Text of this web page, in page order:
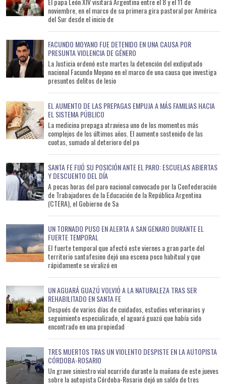
noviembre, en el marco de su primera gira pastoral por América
del Sur desde el inicio de
FACUNDO MOYANO FUE DETENIDO EN UNA CAUSA POR
PRESUNTA VIOLENCIA DE GÉNERO
La Justicia ordenó este martes la detención del exdiputado
nacional Facundo Moyano en el marco de una causa que investiga
presuntos delitos de lesio
EL AUMENTO DE LAS PREPAGAS EMPUJA A MÁS FAMILIAS HACIA
EL SISTEMA PÚBLICO
La medicina prepaga atraviesa uno de los momentos más
complejos de los últimos años. El aumento sostenido de las
cuotas, sumado al deterioro del po
SANTA FE FIJÓ SU POSICIÓN ANTE EL PARO: ESCUELAS ABIERTAS
Y DESCUENTO DEL DÍA
A pocas horas del paro nacional convocado por la Confederación
de Trabajadores de la Educación de la República Argentina
(CTERA), el Gobierno de Sa
UN TORNADO PUSO EN ALERTA A SAN GENARO DURANTE EL
FUERTE TEMPORAL
El fuerte temporal que afectó este viernes a gran parte del
territorio santafesino dejó una escena poco habitual y que
rápidamente se viralizó en
UN AGUARÁ GUAZÚ VOLVIÓ A LA NATURALEZA TRAS SER
REHABILITADO EN SANTA FE
Después de varios días de cuidados, estudios veterinarios y
seguimiento especializado, el aguará guazú que había sido
encontrado en una propiedad
TRES MUERTOS TRAS UN VIOLENTO DESPISTE EN LA AUTOPISTA
CÓRDOBA-ROSARIO
Un grave siniestro vial ocurrido durante la mañana de este jueves
sobre la autopista Córdoba-Rosario dejó un saldo de tres